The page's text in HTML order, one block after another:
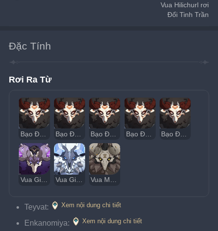
Vua Hilichurl rơi
Đổi Tinh Trần
Đặc Tính
Rơi Ra Từ
Bạo Đồ Hilichurl Khiên Gỗ Bạo Đồ Hilichurl Búa Lửa
Vua Giáp Lôi Hilichurl Vua Giáp Băng Hilichurl Vua Mũ Đá Hilichurl
Teyvat: Xem nội dung chi tiết
Enkanomiya: Xem nội dung chi tiết